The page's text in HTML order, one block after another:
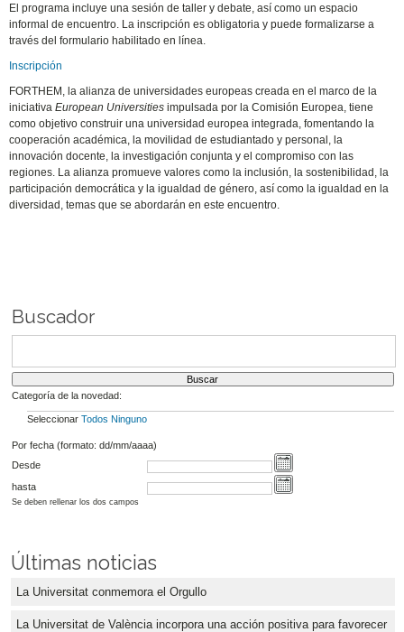
El programa incluye una sesión de taller y debate, así como un espacio
informal de encuentro. La inscripción es obligatoria y puede formalizarse a
través del formulario habilitado en línea.
Inscripción
FORTHEM, la alianza de universidades europeas creada en el marco de la
iniciativaEuropean Universities impulsada por la Comisión Europea, tiene
como objetivo construir una universidad europea integrada, fomentando la
cooperación académica, la movilidad de estudiantado y personal, la
innovación docente, la investigación conjunta y el compromiso con las
regiones. La alianza promueve valores como la inclusión, la sostenibilidad, la
participación democrática y la igualdad de género, así como la igualdad en la
diversidad, temas que se abordarán en este encuentro.
Buscador
Categoría de la novedad:
Seleccionar Todos Ninguno
Por fecha (formato: dd/mm/aaaa)
Desde
hasta
Se deben rellenar los dos campos
Últimas noticias
La Universitat conmemora el Orgullo
La Universitat de València incorpora una acción positiva para favorecer